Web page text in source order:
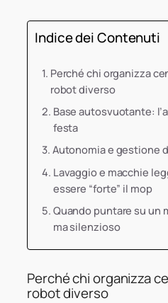
Indice dei Contenuti
Perché chi organizza
robot diverso
Base autosvuotante:
festa
Autonomia e gestione
Lavaggio e macchie
essere “forte” il mop
Quando puntare su un
ma silenzioso
Perché chi organizza
robot diverso